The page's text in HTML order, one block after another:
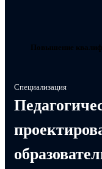
Повышение
Специализация